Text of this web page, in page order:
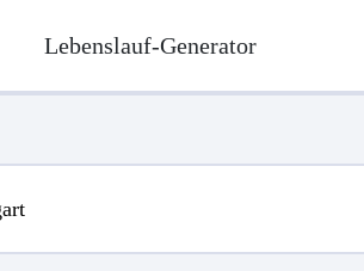
Lebenslauf-Generator